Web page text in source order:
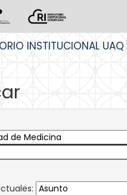
INSTITUCIONAL UAQ